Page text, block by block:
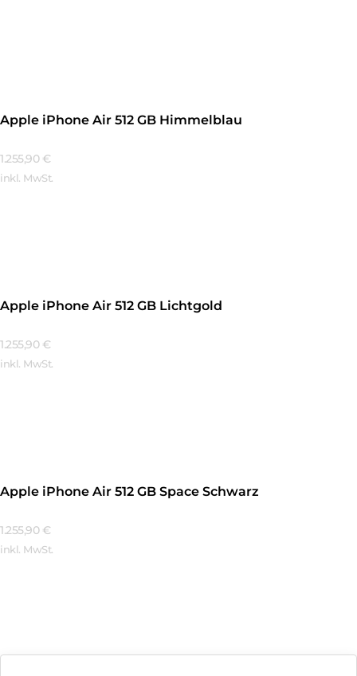
Apple iPhone Air 512 GB Himmelblau
1.255,90 €
inkl. MwSt.
Apple iPhone Air 512 GB Lichtgold
1.255,90 €
inkl. MwSt.
Apple iPhone Air 512 GB Space Schwarz
1.255,90 €
inkl. MwSt.